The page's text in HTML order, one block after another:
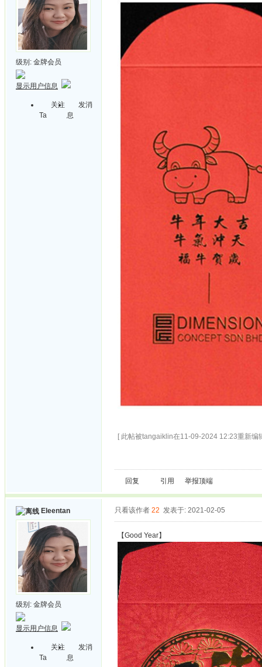
级别: 金牌会员
显示用户信息
关注
Ta
发消
息
[ 此帖被tangaiklin在11-09-2024 12:23重新编
回复 引用 举报顶端
Eleentan
级别: 金牌会员
显示用户信息
关注
Ta
发消
息
只看该作者 22 发表于: 2021-02-05
【Good Year】